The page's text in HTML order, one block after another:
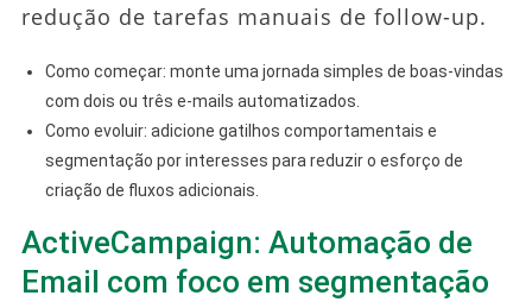
redução de tarefas manuais de follow-up.
Como começar: monte uma jornada simples de boas-vindas
com dois ou três e-mails automatizados.
Como evoluir: adicione gatilhos comportamentais e
segmentação por interesses para reduzir o esforço de
criação de fluxos adicionais.
ActiveCampaign: Automação de
Email com foco em segmentação